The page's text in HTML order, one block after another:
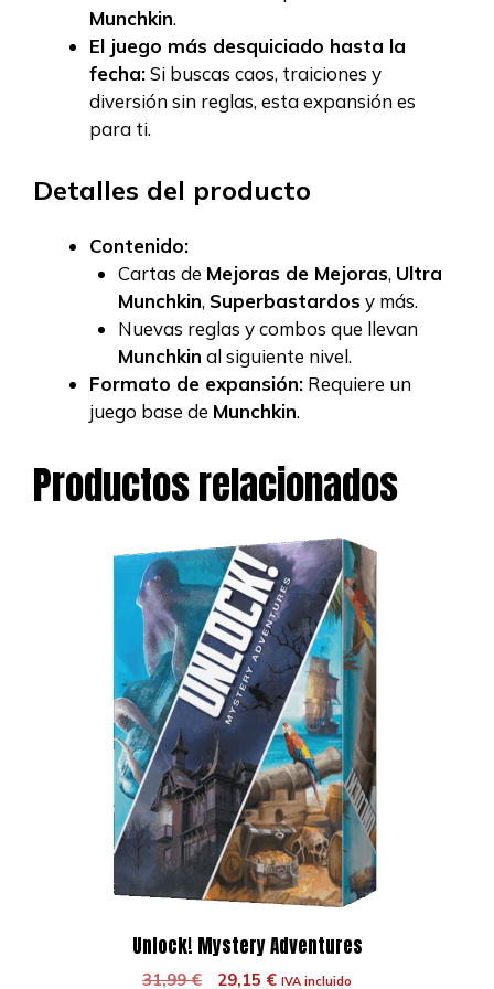
Munchkin.
El juego más desquiciado hasta la
fecha:Si buscas caos, traiciones y
diversión sin reglas, esta expansión es
para ti.
Detalles del producto
Contenido:
Cartas de Mejoras de Mejoras, Ultra
Munchkin, Superbastardosy más.
Nuevas reglas y combos que llevan
Munchkin al siguiente nivel.
Formato de expansión: Requiere un
juego base de Munchkin.
Productos relacionados
Unlock! Mystery Adventures
31,99€
El
29,15 €ElIVA incluido